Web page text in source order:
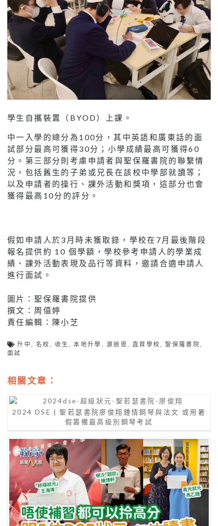
學生自攜裝置（BYOD）上課。
中一入學的總分為100分，其中英語和廣東話的面
試部分最高可獲得30分；小學成績最高可獲得60
分。第三部分則考慮申請者與聖保羅書院的聯繫情
況，包括舊生的子弟或兄長在該校中學部就讀等；
以及申請者的操行、課外活動和獎項，這部分也會
獲得最高10分的評分。
假如申請人於3月時未獲取錄，學校在7月最後階段
報名提供約 10 個學額，學校參考申請人的學業成
績、課外活動表現及品行等資料，邀請合適申請人
進行面試。
圖片：聖保羅書院提供
撰文：周僖婷
責任編輯：陳小芝
升中,名校 , 收生,本地升學 , 源迪恩, 直資學校,聖保羅書院,
面試
相關文章：
2024 DSE | 聖若瑟書院廖俊翔鍾情鋼琴與法文 或用暑
假籌備最高級別鋼琴考試